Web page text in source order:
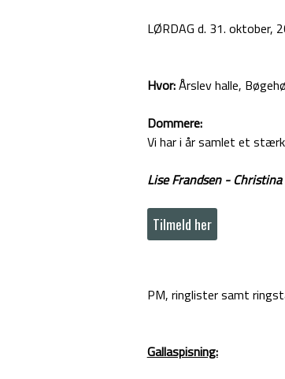
LØRDAG d. 31. oktober,
Hvor:Årslev halle,
Dommere:
Vi har i år samlet et
Lise Frandsen -
Tilmeld her
PM, ringlister samt
Gallaspisning: